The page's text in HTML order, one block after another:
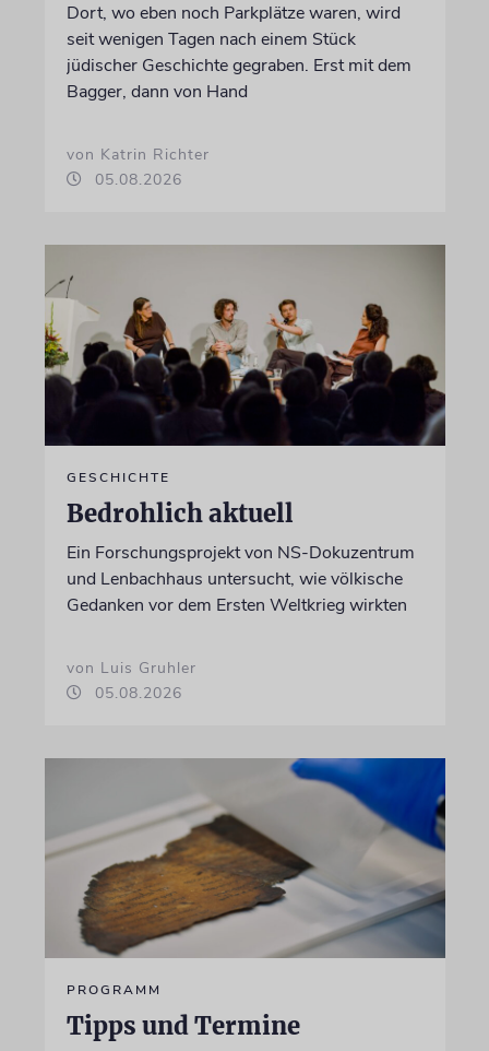
Dort, wo eben noch Parkplätze waren, wird
seit wenigen Tagen nach einem Stück
jüdischer Geschichte gegraben. Erst mit dem
Bagger, dann von Hand
von Katrin Richter
05.08.2026
GESCHICHTE
Bedrohlich aktuell
Ein Forschungsprojekt von NS-Dokuzentrum
und Lenbachhaus untersucht, wie völkische
Gedanken vor dem Ersten Weltkrieg wirkten
von Luis Gruhler
05.08.2026
PROGRAMM
Tipps und Termine